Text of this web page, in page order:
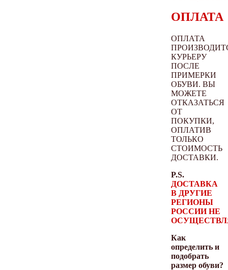
ОПЛАТА
ОПЛАТА
КУРЬЕРУ
ПОСЛЕ
ПРИМЕРКИ
ОБУВИ. ВЫ
МОЖЕТЕ
ОТКАЗАТЬСЯ
ОТ
ПОКУПКИ,
ОПЛАТИВ
ТОЛЬКО
СТОИМОСТЬ
ДОСТАВКИ.
P.S.
ДОСТАВКА
В ДРУГИЕ
РЕГИОНЫ
РОССИИ НЕ
Как
определить и
подобрать
размер обуви?